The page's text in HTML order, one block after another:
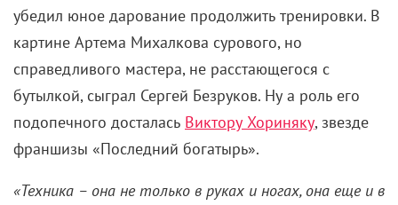
убедил юное дарование продолжить тренировки. В
картине Артема Михалкова сурового, но
справедливого мастера, не расстающегося с
бутылкой, сыграл Сергей Безруков. Ну а роль его
подопечного досталась Виктору Хориняку, звезде
франшизы «Последний богатырь».
«Техника – она не только в руках и ногах, она еще и в